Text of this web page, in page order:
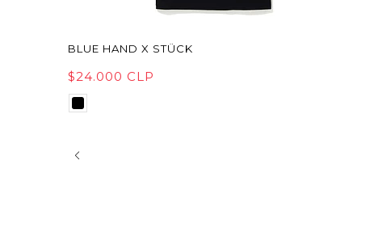
BLUE HAND X STÜCK
$24.000 CLP